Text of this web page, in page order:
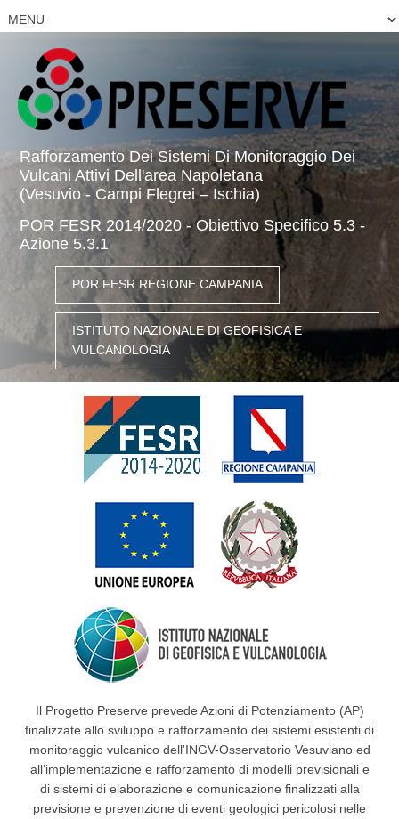
Rafforzamento Dei Sistemi Di Monitoraggio Dei
Vulcani Attivi Dell'area Napoletana
(Vesuvio - Campi Flegrei – Ischia)
POR FESR 2014/2020 - Obiettivo Specifico 5.3 -
Azione 5.3.1
POR FESR REGIONE CAMPANIA
ISTITUTO NAZIONALE DI GEOFISICA E
VULCANOLOGIA
Il Progetto Preserve prevede Azioni di Potenziamento (AP)
finalizzate allo sviluppo e rafforzamento dei sistemi esistenti di
monitoraggio vulcanico dell'INGV-Osservatorio Vesuviano ed
all’implementazione e rafforzamento di modelli previsionali e
di sistemi di elaborazione e comunicazione finalizzati alla
previsione e prevenzione di eventi geologici pericolosi nelle